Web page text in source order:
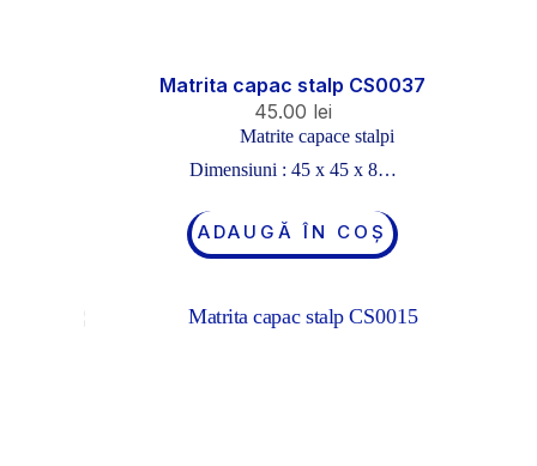
Matrita capac stalp CS0037
45.00 lei
Matrite capace stalpi
Dimensiuni : 45 x 45 x 8…
ADAUGĂ ÎN COȘ